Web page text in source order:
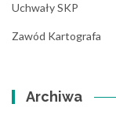
Uchwały SKP
Zawód Kartografa
Archiwa